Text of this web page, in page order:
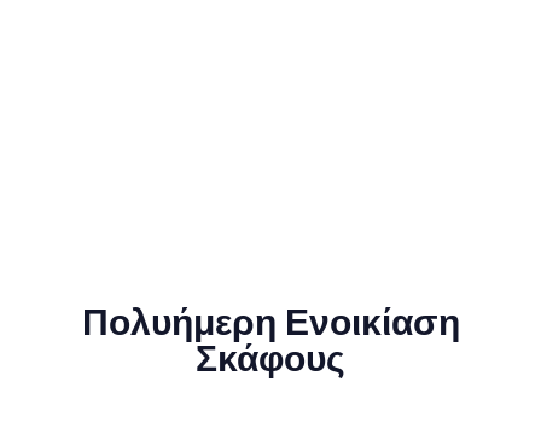
Πολυήμερη Ενοικίαση
Σκάφους